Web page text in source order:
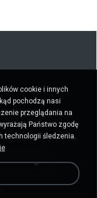
cookie i innych
pochodzą nasi
przeglądania na
Państwo zgodę
technologii śledzenia.